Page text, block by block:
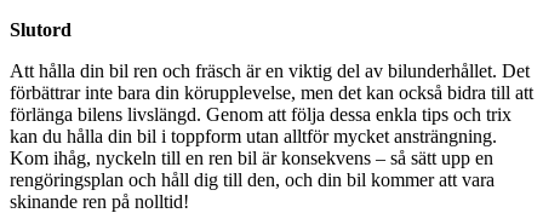
Slutord
Att hålla din bil ren och fräsch är en viktig del av bilunderhållet. Det
förbättrar inte bara din körupplevelse, men det kan också bidra till att
förlänga bilens livslängd. Genom att följa dessa enkla tips och trix
kan du hålla din bil i toppform utan alltför mycket ansträngning.
Kom ihåg, nyckeln till en ren bil är konsekvens – så sätt upp en
rengöringsplan och håll dig till den, och din bil kommer att vara
skinande ren på nolltid!